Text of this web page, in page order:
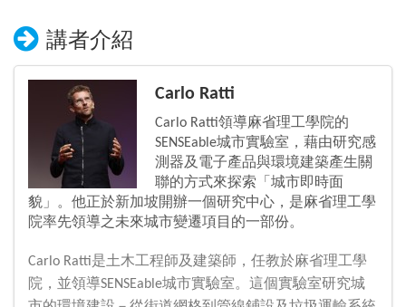
講者介紹
Carlo Ratti
Carlo Ratti領導麻省理工學院的
SENSEable城市實驗室，藉由研究感
測器及電子產品與環境建築產生關
聯的方式來探索「城市即時面
貌」。他正於新加坡開辦一個研究中心，是麻省理工學
院率先領導之未來城市變遷項目的一部份。
Carlo Ratti是土木工程師及建築師，任教於麻省理工學
院，並領導SENSEable城市實驗室。這個實驗室研究城